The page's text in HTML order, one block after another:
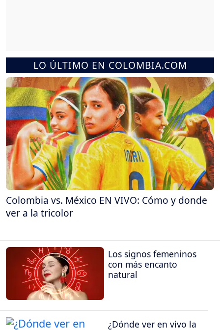
LO ÚLTIMO EN COLOMBIA.COM
Colombia vs. México EN VIVO: Cómo y donde
ver a la tricolor
Los signos femeninos
con más encanto
natural
¿Dónde ver en vivo la